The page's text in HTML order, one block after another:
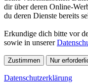
dir über deren Online-
du deren Dienste bereits
Erkundige dich bitte vor
sowie in unserer
Zustimmen Nur
Datenschutzerklärung